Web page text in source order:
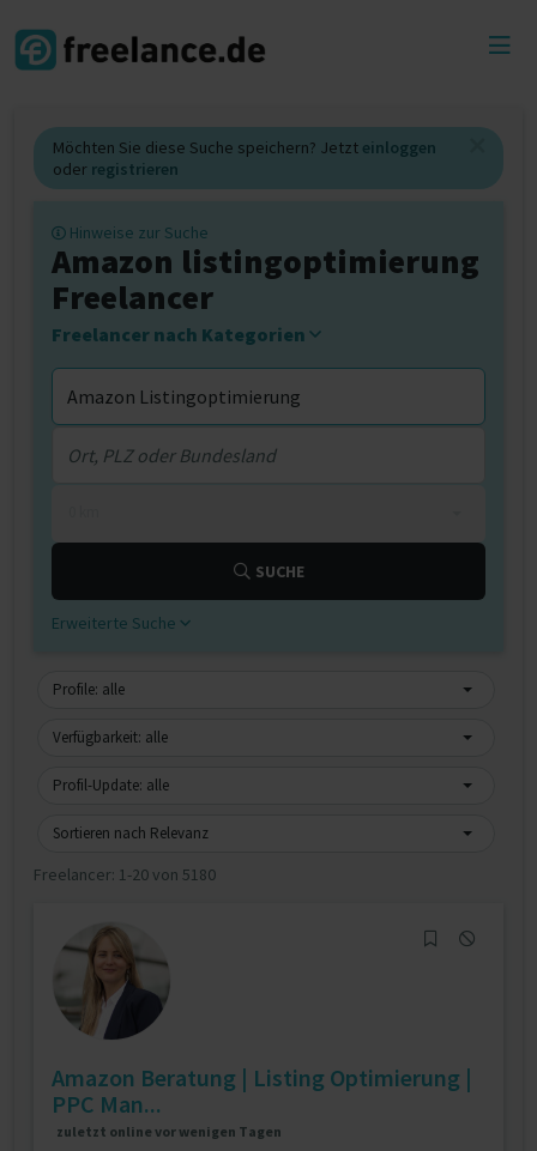
Möchten Sie diese Suche speichern? Jetzt einloggen
oder registrieren
Hinweise zur Suche
Amazon listingoptimierung
Freelancer
Freelancer nach Kategorien
SUCHE
Erweiterte Suche
Profile: alle
Verfügbarkeit: alle
Profil-Update: alle
Sortieren nach Relevanz
Freelancer: 1-20 von 5180
Amazon Beratung | Listing Optimierung |
PPC Man...
zuletzt online vor wenigen Tagen